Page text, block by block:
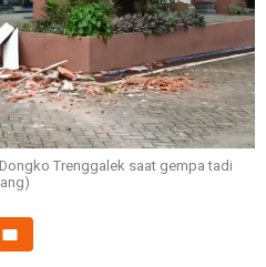
Trenggalek saat gempa tadi